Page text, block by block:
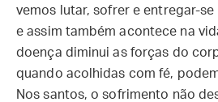
vemos lutar, sofrer e entregar-
e assim também acontece na
doença diminui as forças do
quando acolhidas com fé,
Nos santos, o sofrimento não